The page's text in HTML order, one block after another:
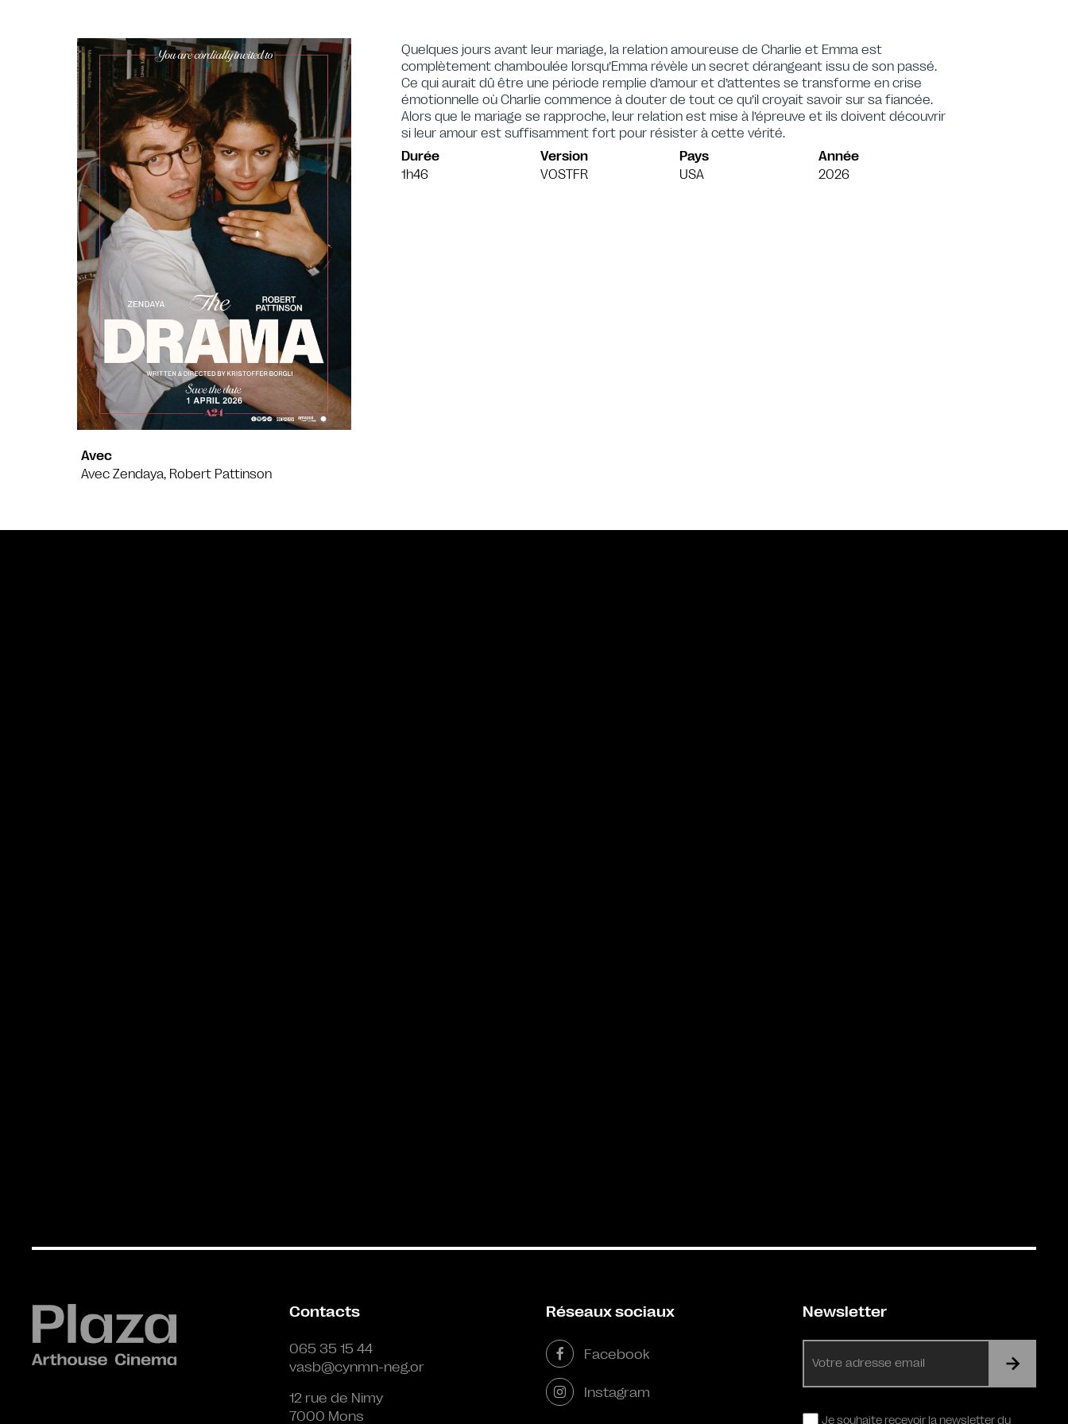
Avec
Avec Zendaya, Robert Pattinson
Quelques jours avant leur mariage, la relation amoureuse de Charlie et Emma est
complètement chamboulée lorsqu’Emma révèle un secret dérangeant issu de son passé.
Ce qui aurait dû être une période remplie d’amour et d’attentes se transforme en crise
émotionnelle où Charlie commence à douter de tout ce qu’il croyait savoir sur sa fiancée.
Alors que le mariage se rapproche, leur relation est mise à l’épreuve et ils doivent découvrir
si leur amour est suffisamment fort pour résister à cette vérité.
Durée
1h46
Version
VOSTFR
Pays
USA
Année
2026
Contacts
065 35 15 44
vasb@cynmn-neg.or
12 rue de Nimy
7000 Mons
Réseaux sociaux
Facebook
Instagram
Newsletter
mail
RGPDJe souhaite recevoir la newsletter du